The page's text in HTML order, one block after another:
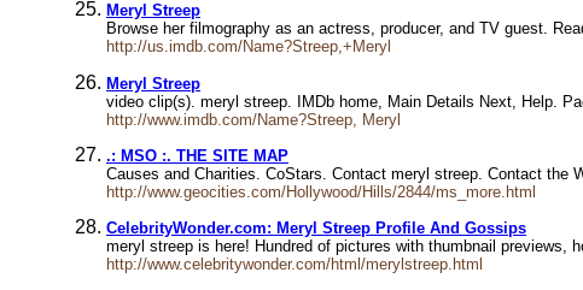
Meryl Streep
Browse her filmography as an actress, producer, and TV guest.
http://us.imdb.com/Name?Streep,+Meryl
Meryl Streep
video clip(s). meryl streep. IMDb home, Main Details Next, Help.
http://www.imdb.com/Name?Streep, Meryl
.: MSO :. THE SITE MAP
Causes and Charities. CoStars. Contact meryl streep. Contact the
http://www.geocities.com/Hollywood/Hills/2844/ms_more.html
CelebrityWonder.com: Meryl Streep Profile And Gossips
meryl streep is here! Hundred of pictures with thumbnail
http://www.celebritywonder.com/html/merylstreep.html